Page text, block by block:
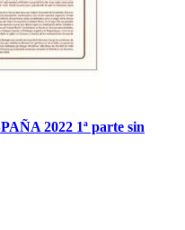
2022 1ª parte sin